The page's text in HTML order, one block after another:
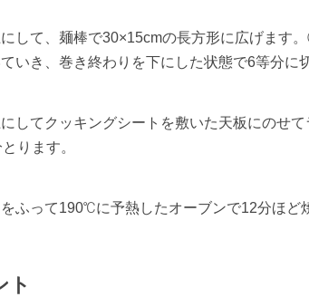
にして、麺棒で30×15cmの長方形に広げま
いき、巻き終わりを下にした状態で6等分に
してクッキングシートを敷いた天板にのせ
ります。
ふって190℃に予熱したオーブンで12分ほど
ト